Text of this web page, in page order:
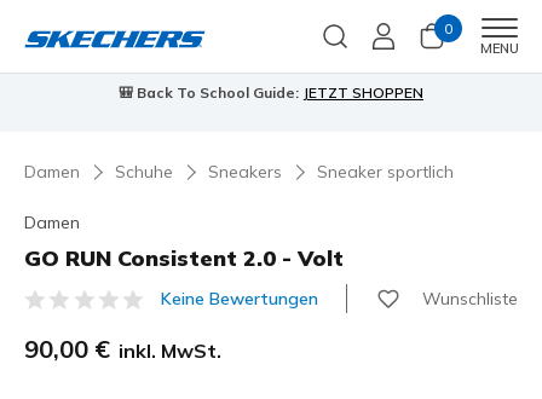
0
MENU
🎒 Back To School Guide: JETZT SHOPPEN
Damen Schuhe Sneakers Sneaker sportlich
Damen
GO RUN Consistent 2.0 - Volt
5 von 5 Kundenbewertungen
Keine Bewertungen Wunschliste
90,00 € inkl. MwSt.